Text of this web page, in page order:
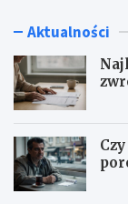
Aktualności